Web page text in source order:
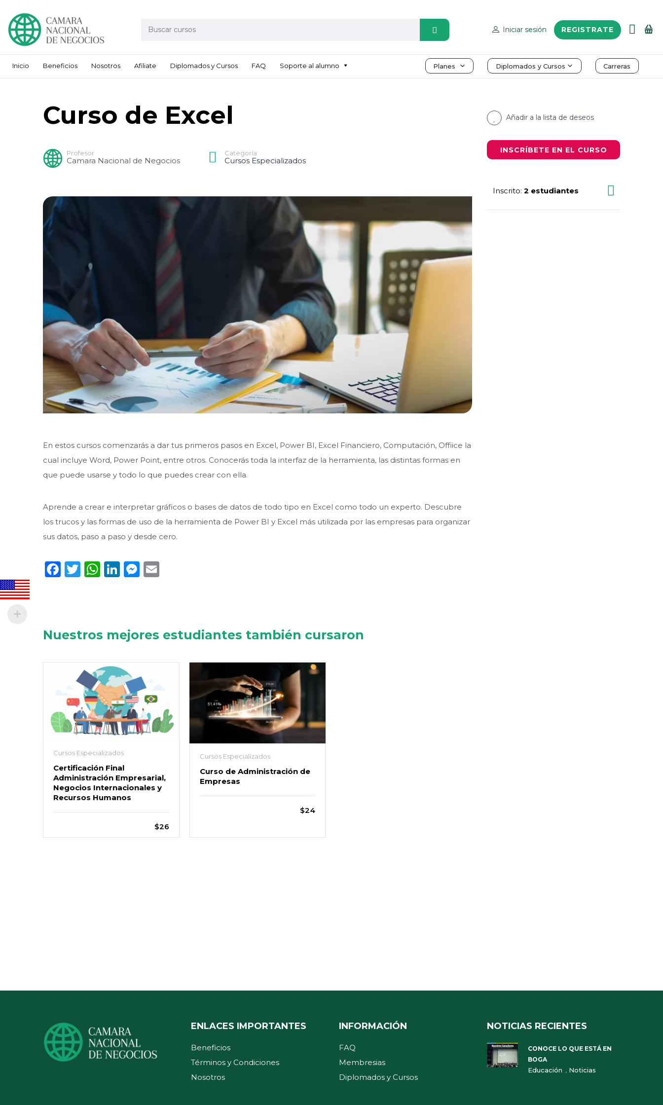
Iniciar sesión REGISTRATE
Inicio Beneficios Nosotros Afiliate Diplomados y Cursos FAQ Soporte al alumno Planes Diplomados y Cursos Carreras
Curso de Excel
Profesor
Camara Nacional de Negocios
Categoría:
Cursos Especializados
En estos cursos comenzarás a dar tus primeros pasos en Excel, Power BI, Excel Financiero, Computación, Offiice la
cual incluye Word, Power Point, entre otros. Conocerás toda la interfaz de la herramienta, las distintas formas en
que puede usarse y todo lo que puedes crear con ella.
Aprende a crear e interpretar gráficos o bases de datos de todo tipo en Excel como todo un experto. Descubre
los trucos y las formas de uso de la herramienta de Power BI y Excel más utilizada por las empresas para organizar
sus datos, paso a paso y desde cero.
Facebook
Twitter
WhatsApp
LinkedIn
Messenger
Nuestros mejores estudiantes también cursaron
Cursos Especializados
Certificación Final
Administración Empresarial,
Negocios Internacionales y
Recursos Humanos
$26
Cursos Especializados
Curso de Administración de
Empresas
$24
Añadir a la lista de deseos
INSCRÍBETE EN EL CURSO
Inscrito: 2 estudiantes
ENLACES IMPORTANTES
Beneficios
Términos y Condiciones
Nosotros
INFORMACIÓN
FAQ
Membresias
Diplomados y Cursos
NOTICIAS RECIENTES
CONOCE LO QUE ESTÁ EN
BOGA
Educación , Noticias